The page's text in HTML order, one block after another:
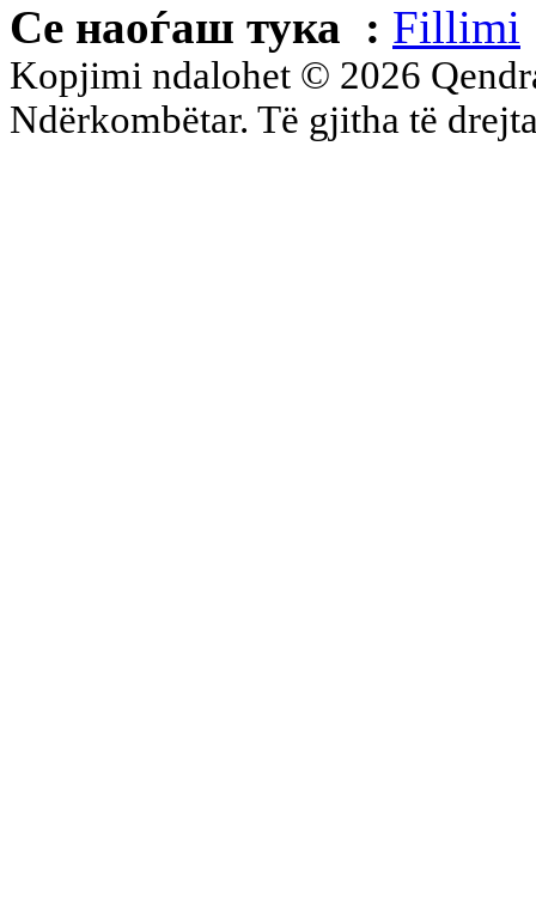
Се наоѓаш тука : Fillimi
Kopjimi ndalohet © 2026
Ndërkombëtar. Të gjitha të